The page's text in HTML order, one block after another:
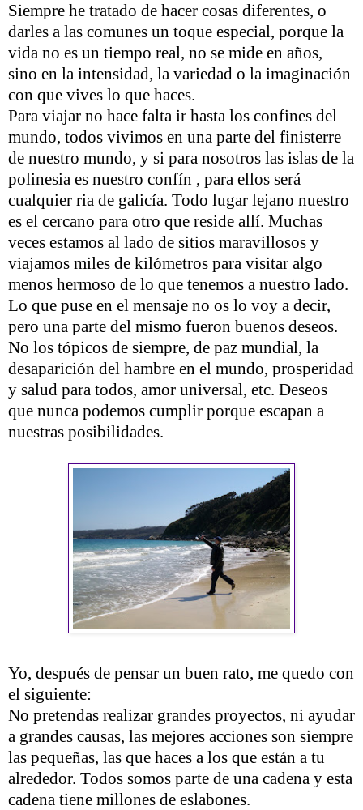
Siempre he tratado de hacer cosas diferentes, o
darles a las comunes un toque especial, porque la
vida no es un tiempo real, no se mide en años,
sino en la intensidad, la variedad o la imaginación
con que vives lo que haces.
Para viajar no hace falta ir hasta los confines del
mundo, todos vivimos en una parte del finisterre
de nuestro mundo, y si para nosotros las islas de la
polinesia es nuestro confín , para ellos será
cualquier ria de galicía. Todo lugar lejano nuestro
es el cercano para otro que reside allí. Muchas
veces estamos al lado de sitios maravillosos y
viajamos miles de kilómetros para visitar algo
menos hermoso de lo que tenemos a nuestro lado.
Lo que puse en el mensaje no os lo voy a decir,
pero una parte del mismo fueron buenos deseos.
No los tópicos de siempre, de paz mundial, la
desaparición del hambre en el mundo, prosperidad
y salud para todos, amor universal, etc. Deseos
que nunca podemos cumplir porque escapan a
nuestras posibilidades.
Yo, después de pensar un buen rato, me quedo con
el siguiente:
No pretendas realizar grandes proyectos, ni ayudar
a grandes causas, las mejores acciones son siempre
las pequeñas, las que haces a los que están a tu
alrededor. Todos somos parte de una cadena y esta
cadena tiene millones de eslabones.